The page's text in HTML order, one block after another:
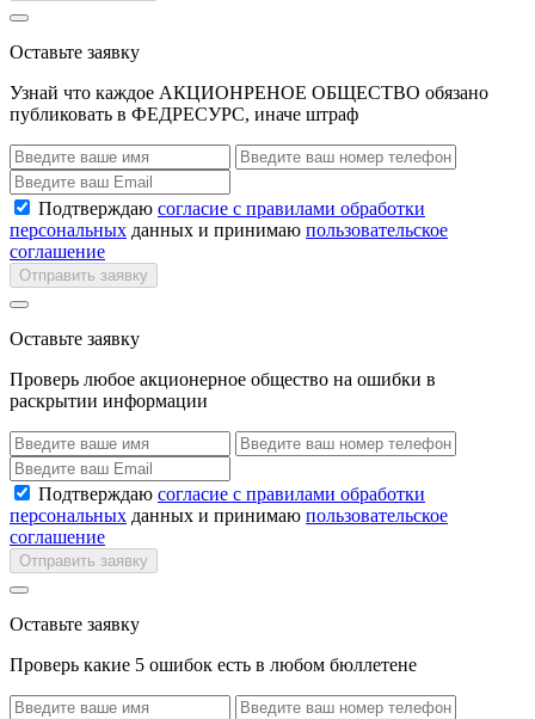
Оставьте заявку
Узнай что каждое АКЦИОНРЕНОЕ ОБЩЕСТВО обязано
публиковать в ФЕДРЕСУРС, иначе штраф
Подтверждаю согласие с правилами обработки
персональных данных и принимаю пользовательское
соглашение
Отправить заявку
Оставьте заявку
Проверь любое акционерное общество на ошибки в
раскрытии информации
Подтверждаю согласие с правилами обработки
персональных данных и принимаю пользовательское
соглашение
Отправить заявку
Оставьте заявку
Проверь какие 5 ошибок есть в любом бюллетене